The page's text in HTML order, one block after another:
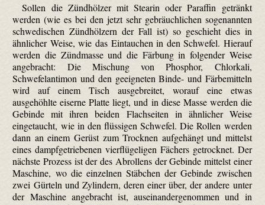
Sollen die Zündhölzer mit Stearin oder Paraffin getränkt
werden (wie es bei den jetzt sehr gebräuchlichen sogenannten
schwedischen Zündhölzern der Fall ist) so geschieht dies in
ähnlicher Weise, wie das Eintauchen in den Schwefel. Hierauf
werden die Zündmasse und die Färbung in folgender Weise
angebracht: Die Mischung von Phosphor, Chlorkali,
Schwefelantimon und den geeigneten Binde- und Färbemitteln
wird auf einem Tisch ausgebreitet, worauf eine etwas
ausgehöhlte eiserne Platte liegt, und in diese Masse werden die
Gebinde mit ihren beiden Flachseiten in ähnlicher Weise
eingetaucht, wie in den flüssigen Schwefel. Die Rollen werden
dann an einem Gerüst zum Trocknen aufgehängt und mittelst
eines dampfgetriebenen vierflügeligen Fächers getrocknet. Der
nächste Prozess ist der des Abrollens der Gebinde mittelst einer
Maschine, wo die einzelnen Stäbchen der Gebinde zwischen
zwei Gürteln und Zylindern, deren einer über, der andere unter
der Maschine angebracht ist, auseinandergenommen und in